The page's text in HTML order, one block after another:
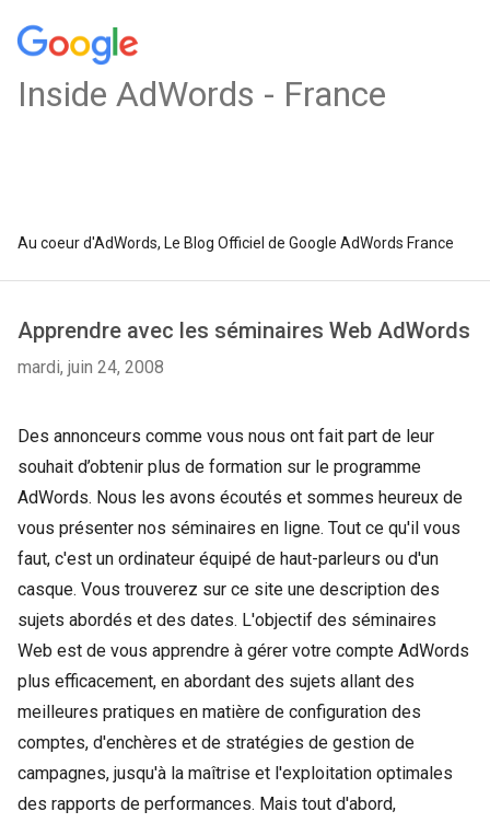
Inside AdWords - France
Au coeur d'AdWords, Le Blog Officiel de Google AdWords France
Apprendre avec les séminaires Web AdWords
mardi, juin 24, 2008
Des annonceurs comme vous nous ont fait part de leur
souhait d’obtenir plus de formation sur le programme
AdWords. Nous les avons écoutés et sommes heureux de
vous présenter nos séminaires en ligne. Tout ce qu'il vous
faut, c'est un ordinateur équipé de haut-parleurs ou d'un
casque. Vous trouverez sur ce site une description des
sujets abordés et des dates. L'objectif des séminaires
Web est de vous apprendre à gérer votre compte AdWords
plus efficacement, en abordant des sujets allant des
meilleures pratiques en matière de configuration des
comptes, d'enchères et de stratégies de gestion de
campagnes, jusqu'à la maîtrise et l'exploitation optimales
des rapports de performances. Mais tout d'abord,